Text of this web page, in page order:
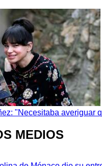
"Necesitaba averiguar
MEDIOS